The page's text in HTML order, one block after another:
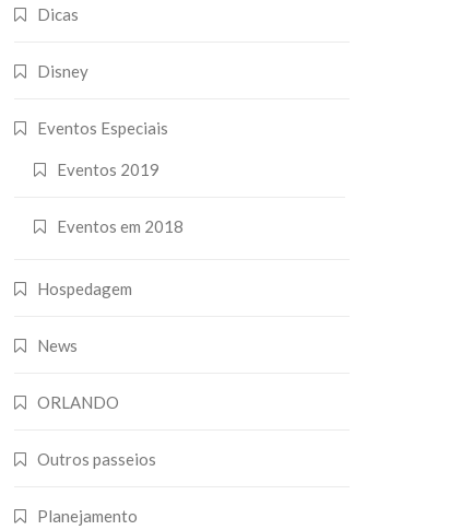
Dicas
Disney
Eventos Especiais
Eventos 2019
Eventos em 2018
Hospedagem
News
ORLANDO
Outros passeios
Planejamento